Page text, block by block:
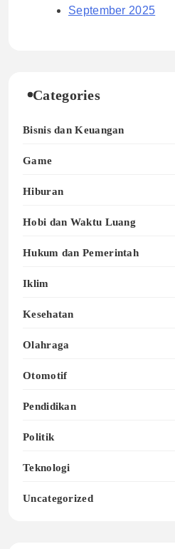
September 2025
Categories
Bisnis dan Keuangan
Game
Hiburan
Hobi dan Waktu Luang
Hukum dan Pemerintah
Iklim
Kesehatan
Olahraga
Otomotif
Pendidikan
Politik
Teknologi
Uncategorized